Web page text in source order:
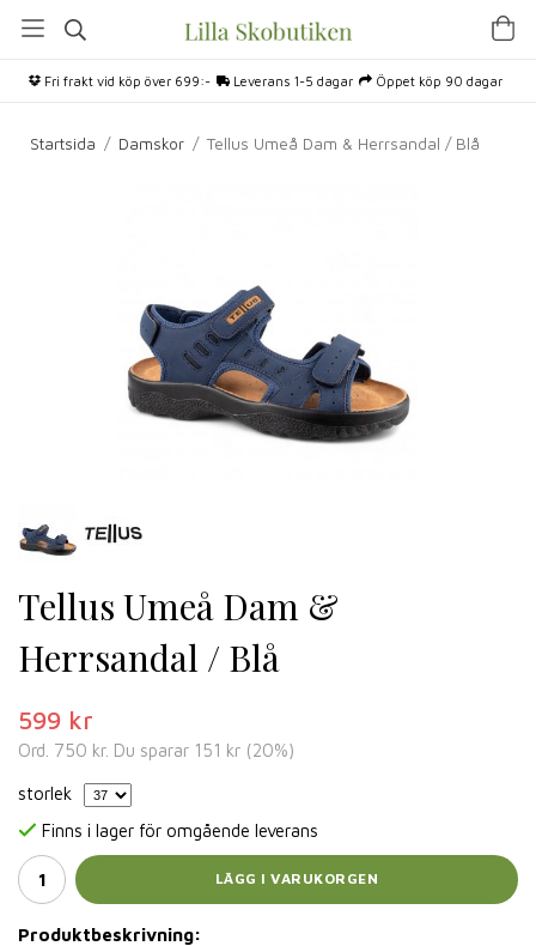
Fri frakt vid köp över 699:- Leverans 1-5 dagar Öppet köp 90 dagar
Startsida / Damskor / Tellus Umeå Dam & Herrsandal / Blå
Tellus Umeå Dam &
Herrsandal / Blå
599 kr
Ord. 750 kr. Du sparar 151 kr (20%)
storlek
Finns i lager för omgående leverans
LÄGG I VARUKORGEN
Produktbeskrivning: